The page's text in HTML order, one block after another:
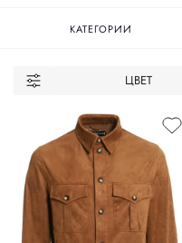
КАТЕГОРИИ
ЦВЕТ